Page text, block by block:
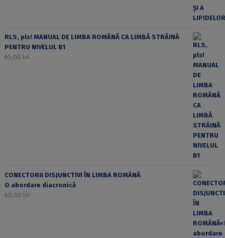
RLS, pls! MANUAL DE LIMBA ROMÂNĂ CA LIMBĂ STRĂINĂ
PENTRU NIVELUL B1
65,00 lei
CONECTORII DISJUNCTIVI ÎN LIMBA ROMÂNĂ
O abordare diacronică
60,00 lei